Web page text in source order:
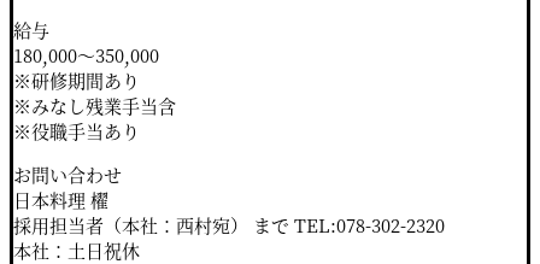
給与
180,000～350,000
※研修期間あり
※みなし残業手当含
※役職手当あり
お問い合わせ
日本料理 櫂
採用担当者（本社：西村宛） まで TEL:078-302-2320
本社：土日祝休